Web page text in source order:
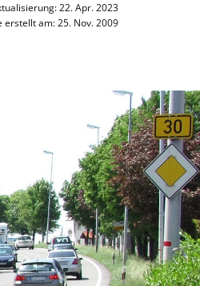
22. Apr. 2023
erstellt am: 25. Nov. 2009